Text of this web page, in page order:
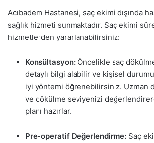
Acıbadem Hastanesi, saç ekimi dışında
sağlık hizmeti sunmaktadır. Saç ekimi
hizmetlerden yararlanabilirsiniz:
Konsültasyon: Öncelikle saç
detaylı bilgi alabilir ve kişisel
iyi yöntemi öğrenebilirsiniz. Uzman
ve dökülme seviyenizi
planı hazırlar.
Pre-operatif Değerlendirme: Saç